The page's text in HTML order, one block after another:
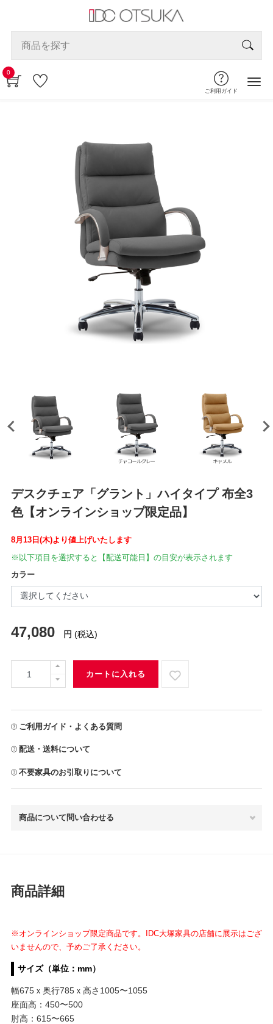
0
ご利用ガイド
デスクチェア「グラント」ハイタイプ 布全3
色【オンラインショップ限定品】
8月13日(木)より値上げいたします
※以下項目を選択すると【配送可能日】の目安が表示されます
カラー
47,080 円 (税込)
カートに入れる
ご利用ガイド・よくある質問
配送・送料について
不要家具のお引取りについて
商品について問い合わせる
商品詳細
※オンラインショップ限定商品です。IDC大塚家具の店舗に展示はござ
いませんので、予めご了承ください。
サイズ（単位：mm）
幅675ｘ奥行785ｘ高さ1005〜1055
座面高：450〜500
肘高：615〜665